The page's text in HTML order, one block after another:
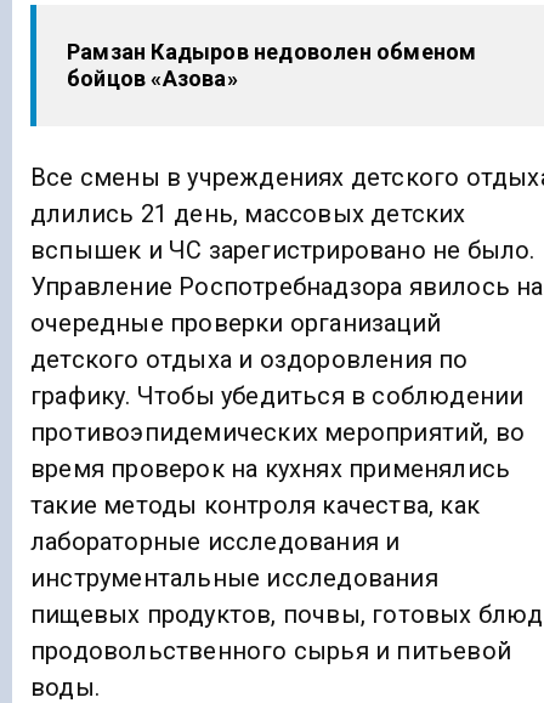
Рамзан Кадыров недоволен обменом
бойцов «Азова»
Все смены в учреждениях детского
длились 21 день, массовых детских
вспышек и ЧС зарегистрировано не было.
Управление Роспотребнадзора явилось на
очередные проверки организаций
детского отдыха и оздоровления по
графику. Чтобы убедиться в соблюдении
противоэпидемических мероприятий, во
время проверок на кухнях применялись
такие методы контроля качества, как
лабораторные исследования и
инструментальные исследования
пищевых продуктов, почвы, готовых
продовольственного сырья и питьевой
воды.